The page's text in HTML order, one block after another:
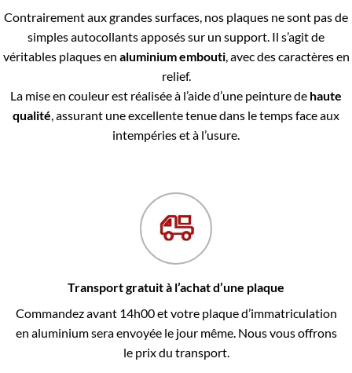
Contrairement aux grandes surfaces, nos plaques ne sont pas de
simples autocollants apposés sur un support. Il s’agit de
véritables plaques en aluminium embouti, avec des caractères en
relief.
La mise en couleur est réalisée à l’aide d’une peinture de haute
qualité, assurant une excellente tenue dans le temps face aux
intempéries et à l’usure.
Transport gratuit à l’achat d’une plaque
Commandez avant 14h00 et votre plaque d’immatriculation
en aluminium sera envoyée le jour même. Nous vous offrons
le prix du transport.